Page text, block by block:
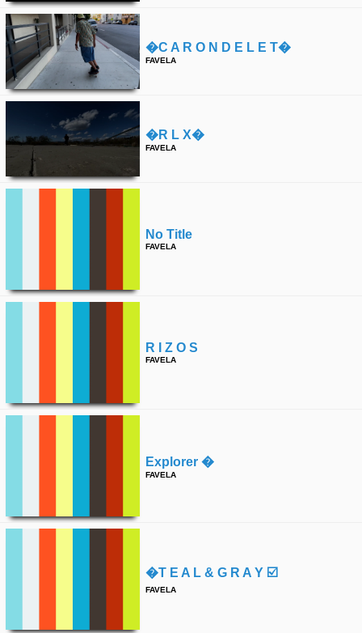
�c A R O N D E L E T�
FAVELA
�r L X�
FAVELA
No Title
FAVELA
R I Z O S
FAVELA
Explorer �
FAVELA
�t E A L & G R A Y ☑️
FAVELA